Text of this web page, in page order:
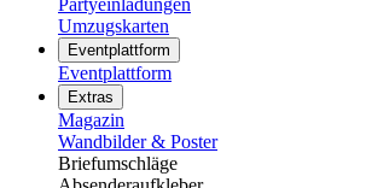
Partyeinladungen
Umzugskarten
Eventplattform
Eventplattform
Extras
Magazin
Wandbilder & Poster
Briefumschläge